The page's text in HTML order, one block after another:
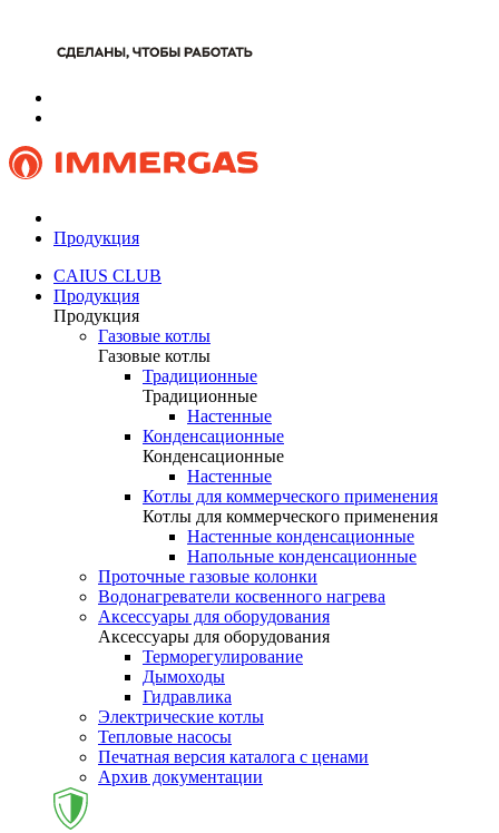
Продукция
CAIUS CLUB
Продукция
Продукция
Газовые котлы
Газовые котлы
Традиционные
Традиционные
Настенные
Конденсационные
Конденсационные
Настенные
Котлы для коммерческого применения
Котлы для коммерческого применения
Настенные конденсационные
Напольные конденсационные
Проточные газовые колонки
Водонагреватели косвенного нагрева
Аксессуары для оборудования
Аксессуары для оборудования
Терморегулирование
Дымоходы
Гидравлика
Электрические котлы
Тепловые насосы
Печатная версия каталога с ценами
Архив документации